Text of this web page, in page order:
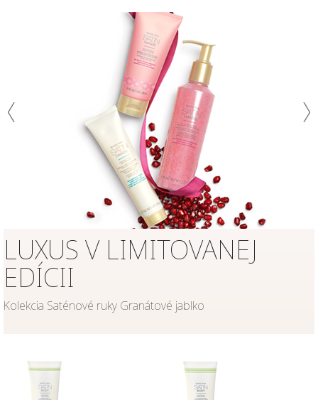
LUXUS V LIMITOVANEJ
EDÍCII
Kolekcia Saténové ruky Granátové jablko